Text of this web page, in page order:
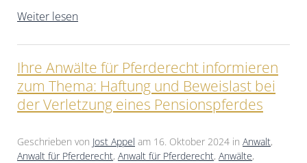
Weiter lesen
Ihre Anwälte für Pferderecht informieren
zum Thema: Haftung und Beweislast bei
der Verletzung eines Pensionspferdes
Geschrieben von Jost Appel am 16. Oktober 2024 in Anwalt,
Anwalt für Pferderecht, Anwalt für Pferderecht, Anwälte,